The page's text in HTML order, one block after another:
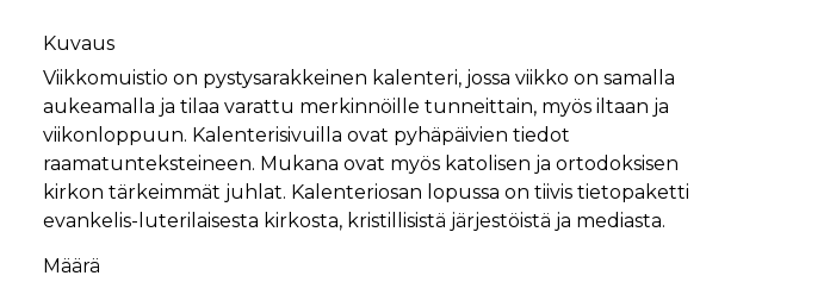
Kuvaus
Viikkomuistio on pystysarakkeinen kalenteri, jossa viikko on samalla
aukeamalla ja tilaa varattu merkinnöille tunneittain, myös iltaan ja
viikonloppuun. Kalenterisivuilla ovat pyhäpäivien tiedot
raamatunteksteineen. Mukana ovat myös katolisen ja ortodoksisen
kirkon tärkeimmät juhlat. Kalenteriosan lopussa on tiivis tietopaketti
evankelis-luterilaisesta kirkosta, kristillisistä järjestöistä ja mediasta.
Määrä